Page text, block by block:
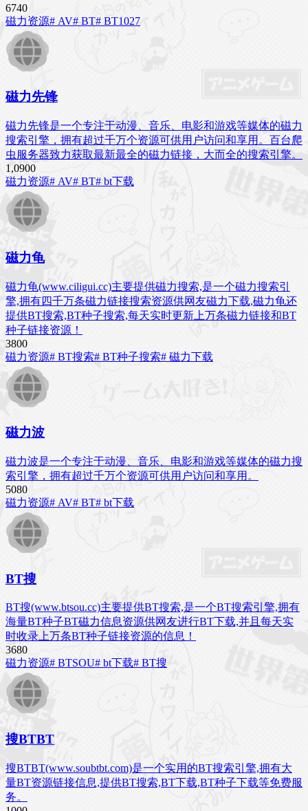
6740
磁力资源# AV# BT# BT1027
磁力先锋
磁力先锋是一个专注于动漫、音乐、电影和游戏等媒体的磁力
搜索引擎，拥有超过千万个资源可供用户访问和享用。百台爬
虫服务器致力获取最新最全的磁力链接，大而全的搜索引擎。
1,0900
磁力资源# AV# BT# bt下载
磁力龟
磁力龟(www.ciligui.cc)主要提供磁力搜索,是一个磁力搜索引
擎,拥有四千万条磁力链接搜索资源供网友磁力下载,磁力龟还
提供BT搜索,BT种子搜索,每天实时更新上万条磁力链接和BT
种子链接资源！
3800
磁力资源# BT搜索# BT种子搜索# 磁力下载
磁力波
磁力波是一个专注于动漫、音乐、电影和游戏等媒体的磁力搜
索引擎，拥有超过千万个资源可供用户访问和享用。
5080
磁力资源# AV# BT# bt下载
BT搜
BT搜(www.btsou.cc)主要提供BT搜索,是一个BT搜索引擎,拥有
海量BT种子BT磁力信息资源供网友进行BT下载,并且每天实
时收录上万条BT种子链接资源的信息！
3680
磁力资源# BTSOU# bt下载# BT搜
搜BTBT
搜BTBT(www.soubtbt.com)是一个实用的BT搜索引擎,拥有大
量BT资源链接信息,提供BT搜索,BT下载,BT种子下载等免费服
务。